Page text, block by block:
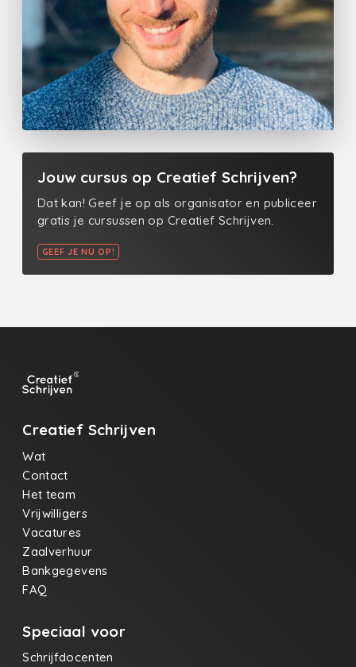
Jouw cursus op Creatief Schrijven?
Dat kan! Geef je op als organisator en publiceer
gratis je cursussen op Creatief Schrijven.
GEEF JE NU OP!
Creatief Schrijven
Wat
Contact
Het team
Vrijwilligers
Vacatures
Zaalverhuur
Bankgegevens
FAQ
Speciaal voor
Schrijfdocenten